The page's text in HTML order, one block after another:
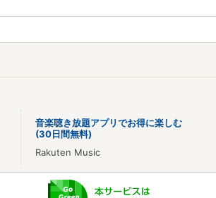
音楽聴き放題アプリでお得に楽しむ
(30日間無料)
Rakuten Music